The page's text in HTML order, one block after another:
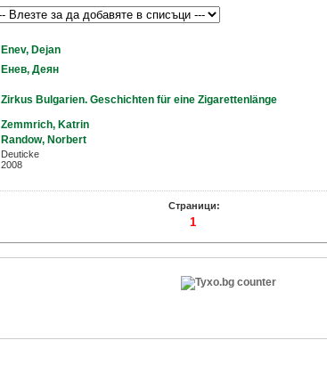
Enev, Dejan
Енев, Деян
Zirkus Bulgarien. Geschichten für eine Zigarettenlänge
Zemmrich, Katrin
Randow, Norbert
Deuticke
2008
Страници:
1